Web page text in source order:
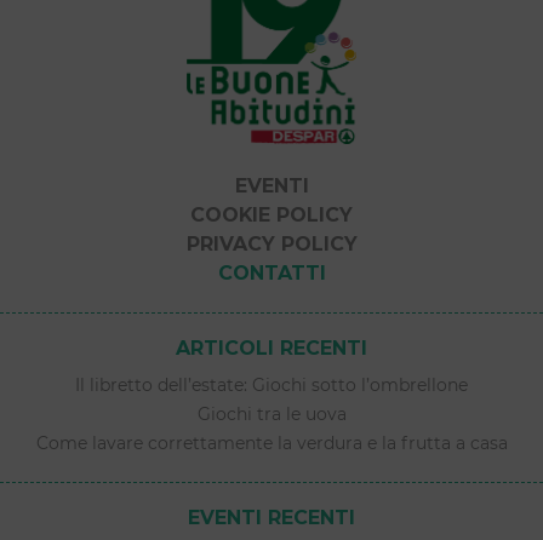
EVENTI
COOKIE POLICY
PRIVACY POLICY
CONTATTI
ARTICOLI RECENTI
Il libretto dell’estate: Giochi sotto l’ombrellone
Giochi tra le uova
Come lavare correttamente la verdura e la frutta a casa
EVENTI RECENTI